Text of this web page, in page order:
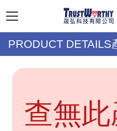
PRODUCT DETAILS
查無